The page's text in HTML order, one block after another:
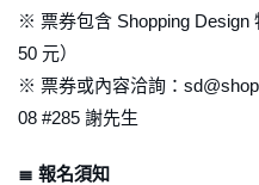
※ 票券包含 Shopping Design
50 元）
※ 票券或內容洽詢：
08 #285 謝先生
≣ 報名須知